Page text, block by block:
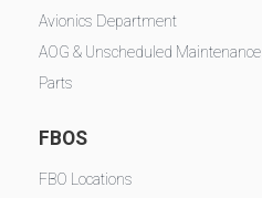
Avionics Department
AOG & Unscheduled Maintenance
Parts
FBOS
FBO Locations